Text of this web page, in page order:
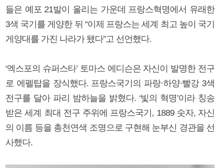
들은 예포 21발이 울리는 가운데 프랑스혁명에서 유래한
3색 국기를 게양한 뒤 “이제 프랑스는 세계 최고 높이 국기
게양대를 가진 나라가 됐다”고 선언했다.
‘엑스포의 슈퍼스타’ 토마스 에디슨은 자신이 발명한 전구
로 에펠탑을 장식했다. 프랑스국기의 파랑·하양·빨강 3색
전구를 달아 파리 밤하늘을 밝혔다. ‘빛의 혁명’이라 칭송
받은 세계 최대 전구 주위에 프랑스국기, 1889 숫자, 자신
의 이름 등을 총천연색 조명으로 구현해 눈부신 경관을 선
사했다.